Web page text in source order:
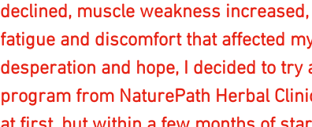
declined, muscle weakness
fatigue and discomfort that affected
desperation and hope, I decided to
program from NaturePath Herbal